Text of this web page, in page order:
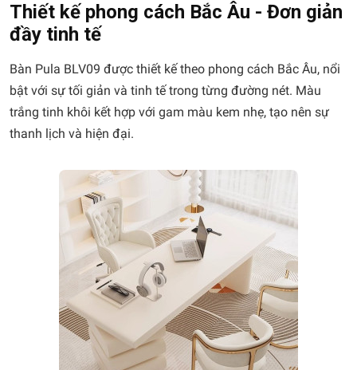
Thiết kế phong cách Bắc Âu - Đơn giản
đầy tinh tế
Bàn Pula BLV09 được thiết kế theo phong cách Bắc Âu, nổi
bật với sự tối giản và tinh tế trong từng đường nét. Màu
trắng tinh khôi kết hợp với gam màu kem nhẹ, tạo nên sự
thanh lịch và hiện đại.